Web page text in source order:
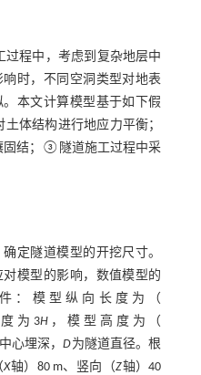
过程中，考虑到复杂地层中
时，不同空洞类型对地表
本文计算模型基于如下假
体结构进行地应力平衡；
结；③隧道施工过程中采
定隧道模型的开挖尺寸。
模型的影响，数值模型的
：模型纵向长度为（
为3H，模型高度为（
心埋深，D为隧道直径。根
X轴）80 m、竖向（Z轴）40